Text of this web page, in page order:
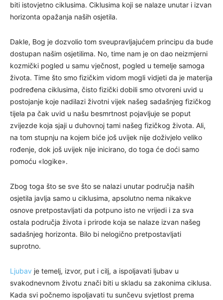
biti istovjetno ciklusima. Ciklusima koji se nalaze unutar i izvan
horizonta opažanja naših osjetila.
Dakle, Bog je dozvolio tom sveupravljajućem principu da bude
dostupan našim osjetilima. No, time nam je on dao neizmjerni
kozmički pogled u samu vječnost, pogled u temelje samoga
života. Time što smo fizičkim vidom mogli vidjeti da je materija
podređena ciklusima, čisto fizički dobili smo otvoreni uvid u
postojanje koje nadilazi životni vijek našeg sadašnjeg fizičkog
tijela pa čak uvid u našu besmrtnost pojavljuje se poput
zvijezde koja sjaji u duhovnoj tami našeg fizičkog života. Ali,
na tom stupnju na kojem biće još uvijek nije doživjelo veliko
rođenje, dok još uvijek nije inicirano, do toga će doći samo
pomoću «logike».
Zbog toga što se sve što se nalazi unutar područja naših
osjetila javlja samo u ciklusima, apsolutno nema nikakve
osnove pretpostavljati da potpuno isto ne vrijedi i za sva
ostala područja života i prirode koja se nalaze izvan našeg
sadašnjeg horizonta. Bilo bi nelogično pretpostavljati
suprotno.
Ljubav je temelj, izvor, put i cilj, a ispoljavati ljubav u
svakodnevnom životu znači biti u skladu sa zakonima ciklusa.
Kada svi počnemo ispoljavati tu sunčevu svjetlost prema